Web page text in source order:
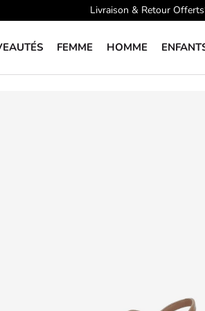
Livraison & Retour
FEMME HOMME